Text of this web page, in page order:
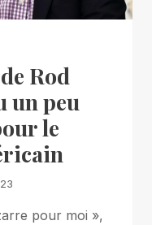
Rod
un peu
le
pour moi »,